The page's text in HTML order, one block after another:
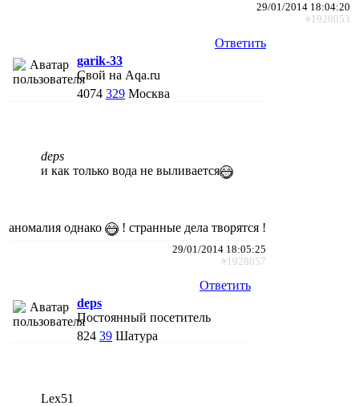
29/01/2014 18:04:20
#1928053
Ответить
garik-33
Свой на Aqa.ru
4074 329 Москва
deps
и как только вода не выливается
аномалия однако ! странные дела творятся !
29/01/2014 18:05:25
#1928057
Ответить
deps
Постоянный посетитель
824 39 Шатура
Lex51